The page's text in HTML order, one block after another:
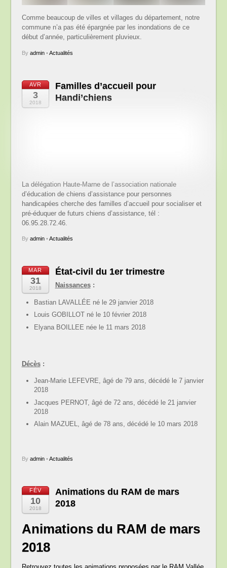
Comme beaucoup de villes et villages du département, notre
commune n’a pas été épargnée par les inondations de ce
début d’année, particulièrement pluvieux.
By admin• Actualités
AVR
3
2018
Familles d’accueil pour
Handi’chiens
La délégation Haute-Marne de l’association nationale
d’éducation de chiens d’assistance pour personnes
handicapées cherche des familles d’accueil pour socialiser et
pré-éduquer de futurs chiens d’assistance, tél :
06.95.28.72.46.
By admin• Actualités
MAR
31
2018
État-civil du 1er trimestre
Naissances:
Bastian LAVALLÉE né le 29 janvier 2018
Louis GOBILLOT né le 10 février 2018
Elyana BOILLEE née le 11 mars 2018
Décès:
Jean-Marie LEFEVRE, âgé de 79 ans, décédé le 7 janvier
2018
Jacques PERNOT, âgé de 72 ans, décédé le 21 janvier
2018
Alain MAZUEL, âgé de 78 ans, décédé le 10 mars 2018
By admin• Actualités
FÉV
10
2018
Animations du RAM de mars
2018
Animations du RAM de mars
2018